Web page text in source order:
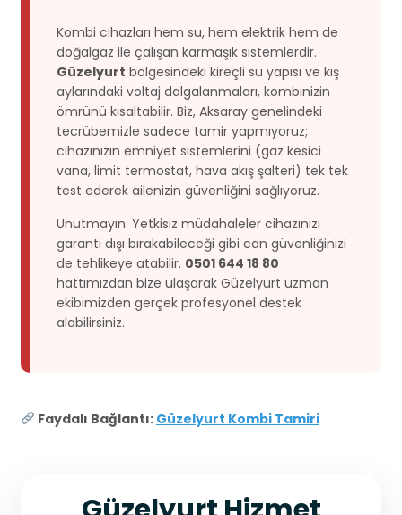
Kombi cihazları hem su, hem elektrik hem de
doğalgaz ile çalışan karmaşık sistemlerdir.
Güzelyurt bölgesindeki kireçli su yapısı ve kış
aylarındaki voltaj dalgalanmaları, kombinizin
ömrünü kısaltabilir. Biz, Aksaray genelindeki
tecrübemizle sadece tamir yapmıyoruz;
cihazınızın emniyet sistemlerini (gaz kesici
vana, limit termostat, hava akış şalteri) tek tek
test ederek ailenizin güvenliğini sağlıyoruz.
Unutmayın: Yetkisiz müdahaleler cihazınızı
garanti dışı bırakabileceği gibi can güvenliğinizi
de tehlikeye atabilir. 0501 644 18 80
hattımızdan bize ulaşarak Güzelyurt uzman
ekibimizden gerçek profesyonel destek
alabilirsiniz.
Faydalı Bağlantı: Güzelyurt Kombi Tamiri